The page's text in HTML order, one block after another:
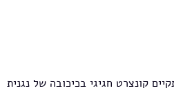
קונצרט חגיגי בכיכובה של נגנית